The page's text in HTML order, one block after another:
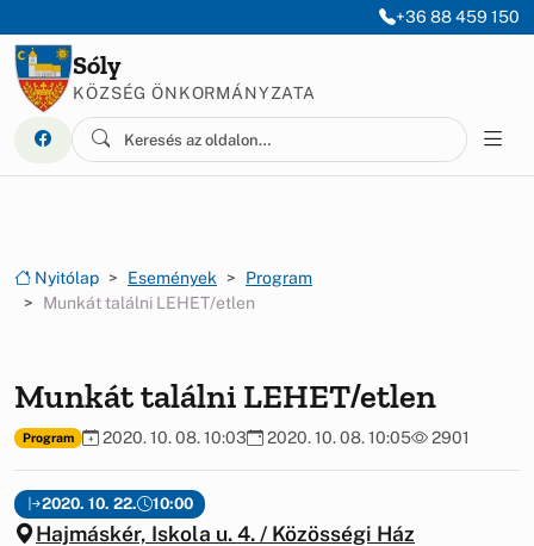
+36 88 459 150
Sóly
KÖZSÉG ÖNKORMÁNYZATA
Nyitólap Események
Program
Munkát találni LEHET/etlen
Munkát találni LEHET/etlen
Program 2020. 10. 08. 10:03 2020. 10. 08. 10:05 2901
2020. 10. 22. 10:00
Hajmáskér, Iskola u. 4. / Közösségi Ház